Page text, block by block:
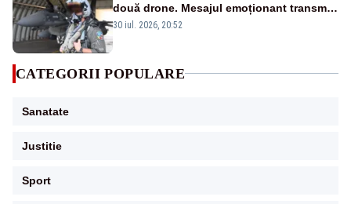
două drone. Mesajul emoționant transmis
românilor - VIDEO
30 iul. 2026, 20:52
CATEGORII POPULARE
Sanatate
Justitie
Sport